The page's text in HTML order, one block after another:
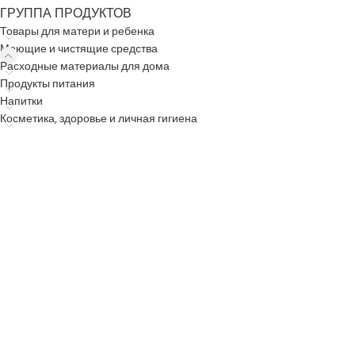
ГРУППА ПРОДУКТОВ
Товары для матери и ребенка
Моющие и чистящие средства
Расходные материалы для дома
Продукты питания
Напитки
Косметика, здоровье и личная гигиена